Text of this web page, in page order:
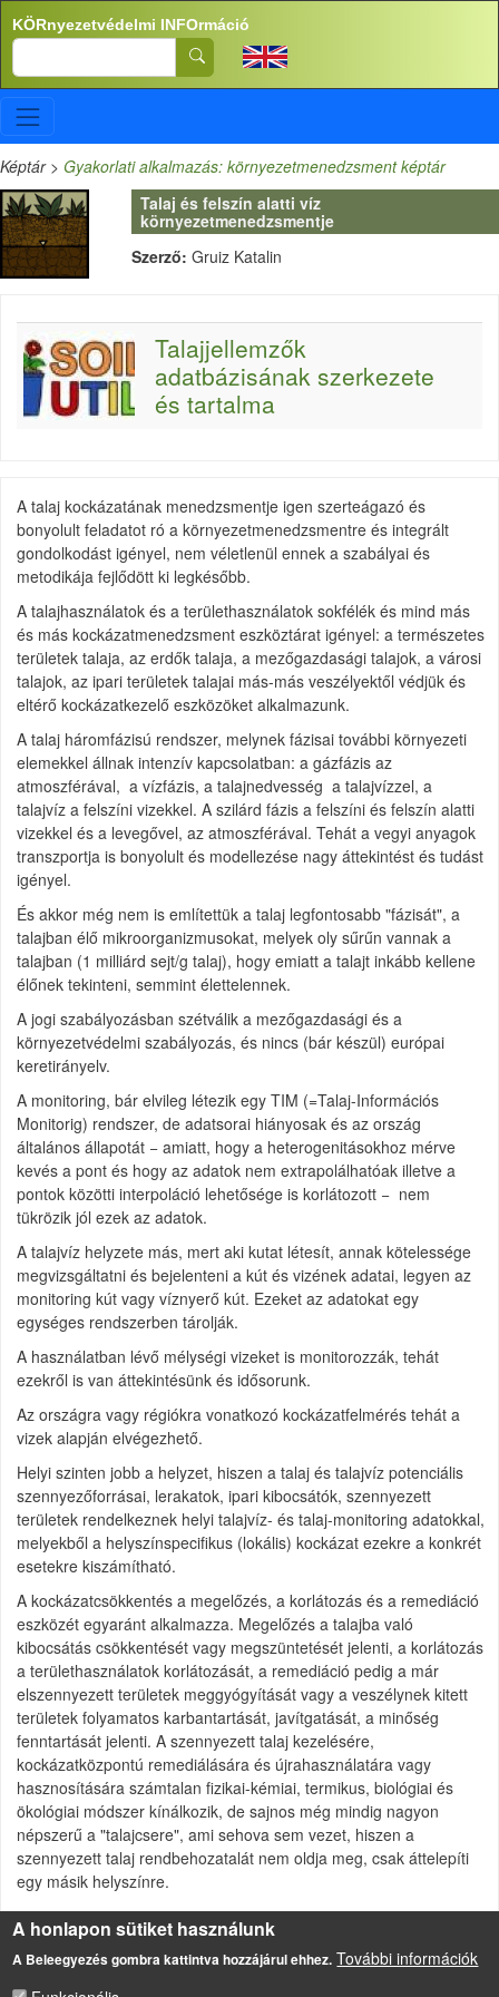
Ugrás a tartalomra
KÖRnyezetvédelmi INFOrmáció
Search
Képtár> Gyakorlati alkalmazás: környezetmenedzsment képtár
Talaj és felszín alatti víz
környezetmenedzsmentje
Szerző: Gruiz Katalin
Talajjellemzők
adatbázisának szerkezete
és tartalma
A talaj kockázatának menedzsmentje igen szerteágazó és
bonyolult feladatot ró a környezetmenedzsmentre és integrált
gondolkodást igényel, nem véletlenül ennek a szabályai és
metodikája fejlődött ki legkésőbb.
A talajhasználatok és a területhasználatok sokfélék és mind más
és más kockázatmenedzsment eszköztárat igényel: a természetes
területek talaja, az erdők talaja, a mezőgazdasági talajok, a városi
talajok, az ipari területek talajai más-más veszélyektől védjük és
eltérő kockázatkezelő eszközöket alkalmazunk.
A talaj háromfázisú rendszer, melynek fázisai további környezeti
elemekkel állnak intenzív kapcsolatban: a gázfázis az
atmoszférával, a vízfázis, a talajnedvesség a talajvízzel, a
talajvíz a felszíni vizekkel. A szilárd fázis a felszíni és felszín alatti
vizekkel és a levegővel, az atmoszférával. Tehát a vegyi anyagok
transzportja is bonyolult és modellezése nagy áttekintést és tudást
igényel.
És akkor még nem is említettük a talaj legfontosabb "fázisát", a
talajban élő mikroorganizmusokat, melyek oly sűrűn vannak a
talajban (1 milliárd sejt/g talaj), hogy emiatt a talajt inkább kellene
élőnek tekinteni, semmint élettelennek.
A jogi szabályozásban szétválik a mezőgazdasági és a
környezetvédelmi szabályozás, és nincs (bár készül) európai
keretirányelv.
A monitoring, bár elvileg létezik egy TIM (=Talaj-Információs
Monitorig) rendszer, de adatsorai hiányosak és az ország
általános állapotát − amiatt, hogy a heterogenitásokhoz mérve
kevés a pont és hogy az adatok nem extrapolálhatóak illetve a
pontok közötti interpoláció lehetősége is korlátozott − nem
tükrözik jól ezek az adatok.
A talajvíz helyzete más, mert aki kutat létesít, annak kötelessége
megvizsgáltatni és bejelenteni a kút és vizének adatai, legyen az
monitoring kút vagy víznyerő kút. Ezeket az adatokat egy
egységes rendszerben tárolják.
A használatban lévő mélységi vizeket is monitorozzák, tehát
ezekről is van áttekintésünk és idősorunk.
Az országra vagy régiókra vonatkozó kockázatfelmérés tehát a
vizek alapján elvégezhető.
Helyi szinten jobb a helyzet, hiszen a talaj és talajvíz potenciális
szennyezőforrásai, lerakatok, ipari kibocsátók, szennyezett
területek rendelkeznek helyi talajvíz- és talaj-monitoring adatokkal,
melyekből a helyszínspecifikus (lokális) kockázat ezekre a konkrét
esetekre kiszámítható.
A kockázatcsökkentés a megelőzés, a korlátozás és a remediáció
eszközét egyaránt alkalmazza. Megelőzés a talajba való
kibocsátás csökkentését vagy megszüntetését jelenti, a korlátozás
a területhasználatok korlátozását, a remediáció pedig a már
elszennyezett területek meggyógyítását vagy a veszélynek kitett
területek folyamatos karbantartását, javítgatását, a minőség
fenntartását jelenti. A szennyezett talaj kezelésére,
kockázatközpontú remediálására és újrahasználatára vagy
hasznosítására számtalan fizikai-kémiai, termikus, biológiai és
ökológiai módszer kínálkozik, de sajnos még mindig nagyon
népszerű a "talajcsere", ami sehova sem vezet, hiszen a
szennyezett talaj rendbehozatalát nem oldja meg, csak áttelepíti
egy másik helyszínre.
A honlapon sütiket használunk
A Beleegyezés gombra kattintva hozzájárul ehhez. További információk